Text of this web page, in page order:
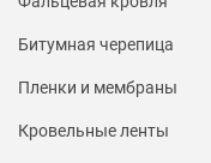
Битумная черепица
Пленки и мембраны
Кровельные ленты